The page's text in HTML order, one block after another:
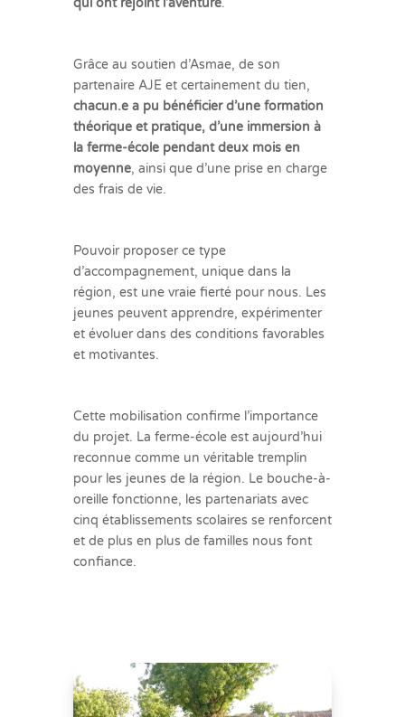
Grâce au soutien d’Asmae, de son
partenaire AJE et certainement du tien,
chacun.e a pu bénéficier d’une formation
théorique et pratique, d’une immersion à
la ferme-école pendant deux mois en
moyenne, ainsi que d’une prise en charge
des frais de vie.
Pouvoir proposer ce type
d’accompagnement, unique dans la
région, est une vraie fierté pour nous. Les
jeunes peuvent apprendre, expérimenter
et évoluer dans des conditions favorables
et motivantes.
Cette mobilisation confirme l’importance
du projet. La ferme-école est aujourd’hui
reconnue comme un véritable tremplin
pour les jeunes de la région. Le bouche-à-
oreille fonctionne, les partenariats avec
cinq établissements scolaires se renforcent
et de plus en plus de familles nous font
confiance.